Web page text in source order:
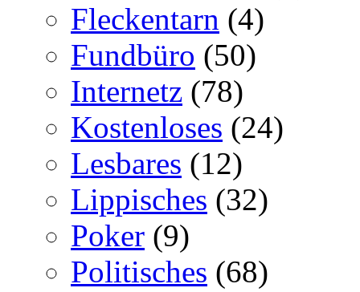
Fleckentarn (4)
Fundbüro (50)
Internetz (78)
Kostenloses (24)
Lesbares (12)
Lippisches (32)
Poker (9)
Politisches (68)